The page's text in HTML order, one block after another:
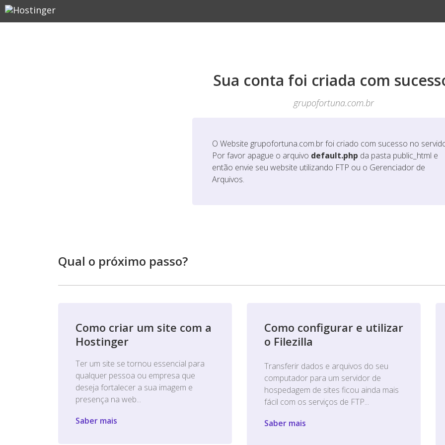
Sua conta foi criada com
grupofortuna.com.br
O Website grupofortuna.com.brfoi criado com sucesso no
Por favor apague o arquivo default.php da pasta public_html e
então envie seu website utilizando FTP ou o Gerenciador de
Arquivos.
Qual o próximo passo?
Como criar um site com a
Hostinger
Ter um site se tornou essencial para
qualquer pessoa ou empresa que
deseja fortalecer a sua imagem e
presença na web...
Saber mais
Como configurar e utilizar
o Filezilla
Transferir dados e arquivos do seu
computador para um servidor de
hospedagem de sites ficou ainda mais
fácil com os serviços de FTP...
Saber mais